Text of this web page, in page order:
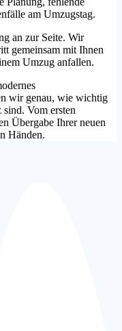
am Umzugstag.
an zur Seite. Wir
gemeinsam mit Ihnen
Umzug anfallen.
wir genau, wie wichtig
Vom ersten
Übergabe Ihrer neuen
Händen.